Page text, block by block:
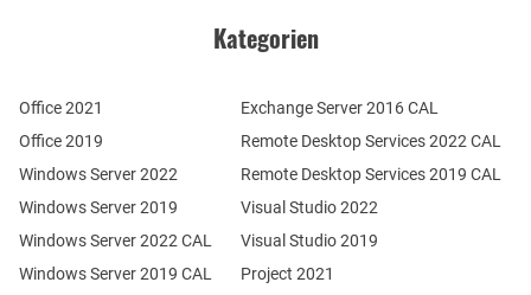
Kategorien
Office 2021
Office 2019
Windows Server 2022
Windows Server 2019
Windows Server 2022 CAL
Windows Server 2019 CAL
Remote Desktop Services 2022 CAL
Remote Desktop Services 2019 CAL
Exchange Server 2016 CAL
Visual Studio 2022
Visual Studio 2019
Project 2021